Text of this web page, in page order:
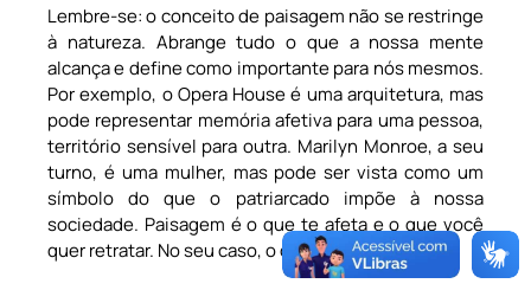
Lembre-se: o conceito de paisagem não se restringe
à natureza. Abrange tudo o que a nossa mente
alcança e define como importante para nós mesmos.
Por exemplo, o Opera House é uma arquitetura, mas
pode representar memória afetiva para uma pessoa,
território sensível para outra. Marilyn Monroe, a seu
turno, é uma mulher, mas pode ser vista como um
símbolo do que o patriarcado impõe à nossa
sociedade. Paisagem é o que te afeta e o que você
quer retratar. No seu caso, o que é uma paisagem?